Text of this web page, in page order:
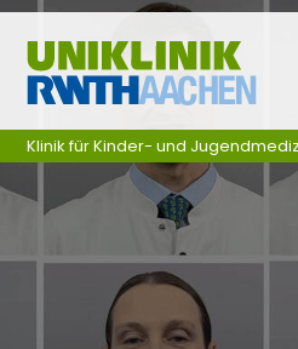
Ga naar navigatie
Klinik für Kinder- und